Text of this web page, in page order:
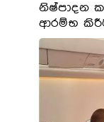
නිෂ්පාදන
ආරම්භ